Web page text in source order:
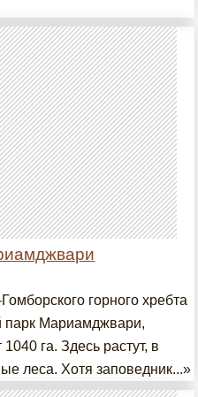
горного хребта
парк Мариамджвари,
га. Здесь растут, в
леса. Хотя заповедник...»